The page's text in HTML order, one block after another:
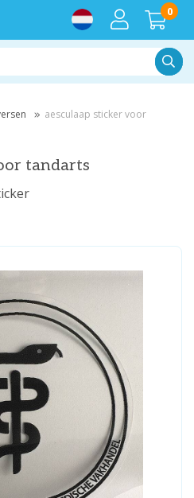
0
aesculaap sticker voor
tandarts